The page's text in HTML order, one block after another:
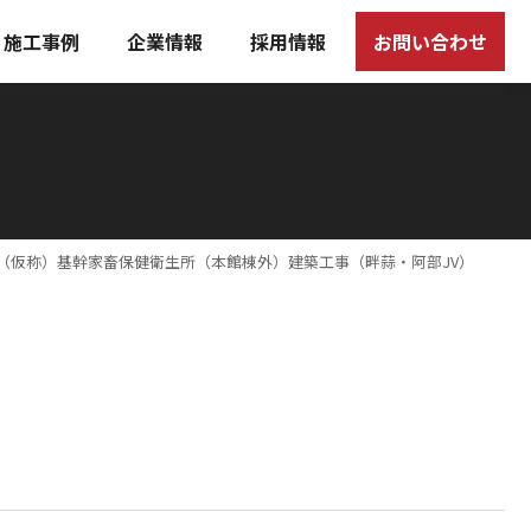
施工事例 企業情報 採用情報 お問い合わせ
仮称）基幹家畜保健衛生所（本館棟外）建築工事（畔蒜・阿部JV）